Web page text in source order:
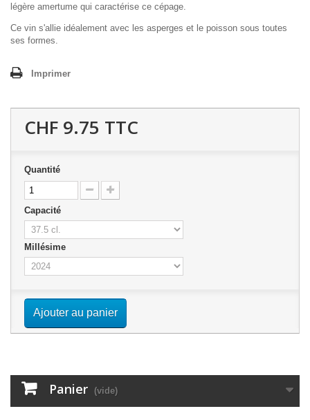
légère amertume qui caractérise ce cépage.
Ce vin s'allie idéalement avec les asperges et le poisson sous toutes
ses formes.
Imprimer
CHF 9.75 TTC
Quantité
Capacité
Millésime
Ajouter au panier
Panier (vide)